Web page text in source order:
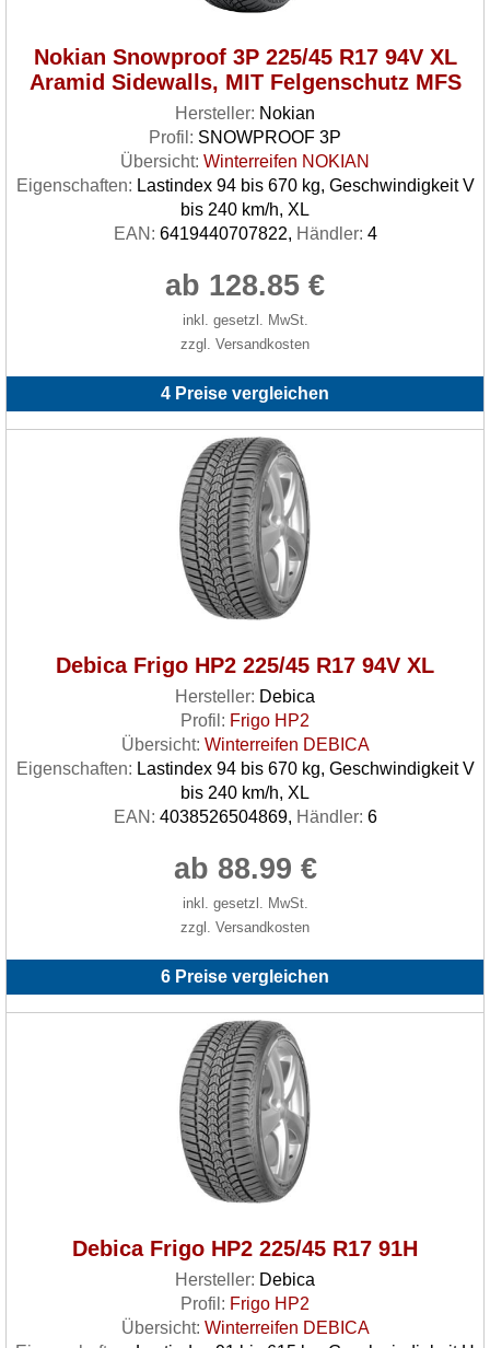
Nokian Snowproof 3P 225/45 R17 94V XL
Aramid Sidewalls, MIT Felgenschutz MFS
Hersteller: Nokian
Profil: SNOWPROOF 3P
Übersicht: Winterreifen NOKIAN
Eigenschaften: Lastindex 94 bis 670 kg, Geschwindigkeit V
bis 240 km/h, XL
EAN: 6419440707822, Händler: 4
ab 128.85 €
inkl. gesetzl. MwSt.
zzgl. Versandkosten
4 Preise vergleichen
Debica Frigo HP2 225/45 R17 94V XL
Hersteller: Debica
Profil: Frigo HP2
Übersicht: Winterreifen DEBICA
Eigenschaften: Lastindex 94 bis 670 kg, Geschwindigkeit V
bis 240 km/h, XL
EAN: 4038526504869, Händler: 6
ab 88.99 €
inkl. gesetzl. MwSt.
zzgl. Versandkosten
6 Preise vergleichen
Debica Frigo HP2 225/45 R17 91H
Hersteller: Debica
Profil: Frigo HP2
Übersicht: Winterreifen DEBICA